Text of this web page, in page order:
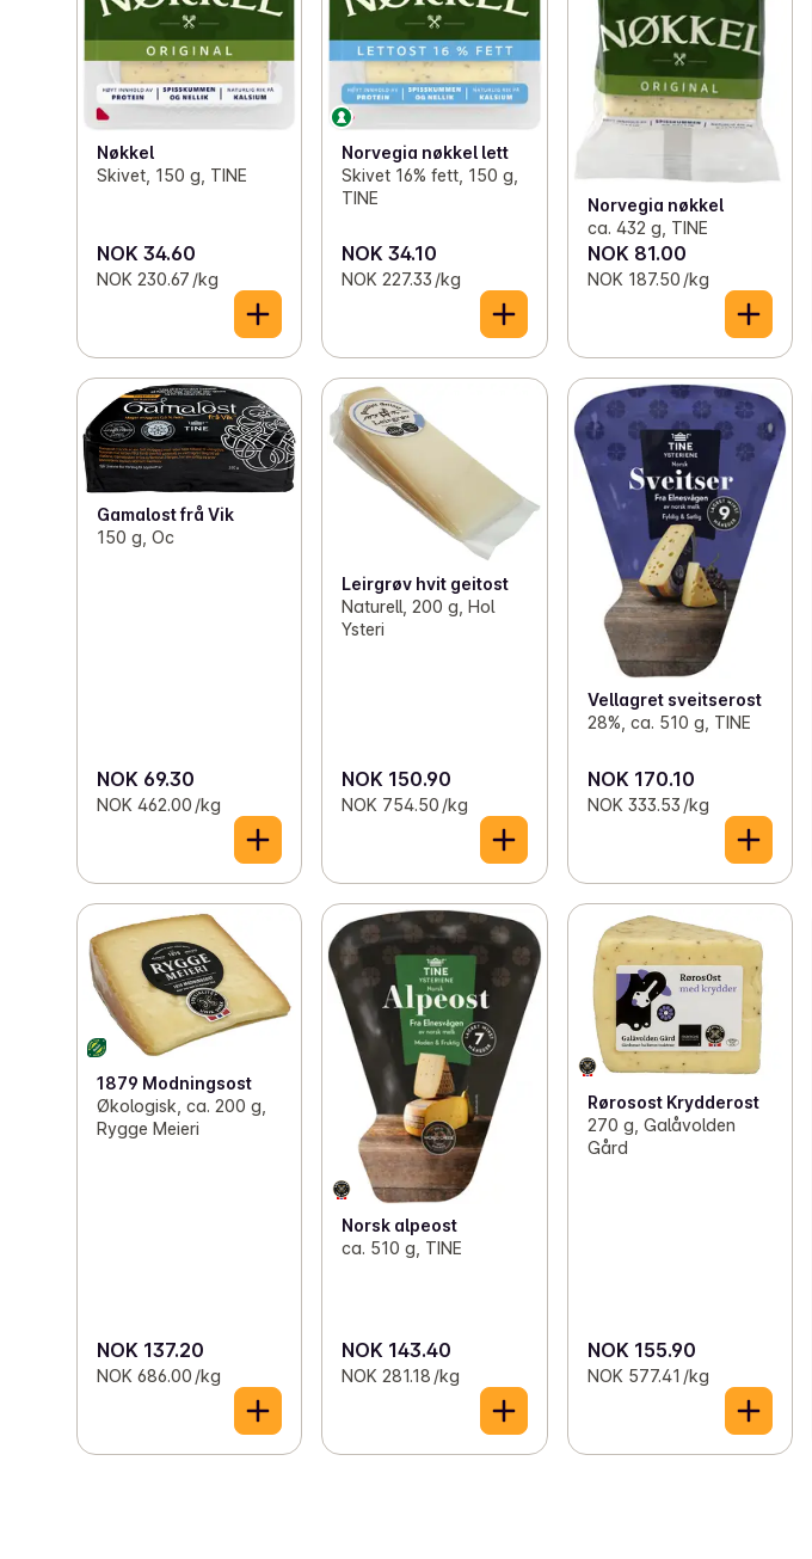
Nøkkel
Skivet, 150 g, TINE
NOK 34.60
NOK 230.67 /kg
Norvegia nøkkel lett
Skivet 16% fett, 150 g,
TINE
NOK 34.10
NOK 227.33 /kg
Norvegia nøkkel
ca. 432 g, TINE
NOK 81.00
NOK 187.50 /kg
Gamalost frå Vik
150 g, Oc
NOK 69.30
NOK 462.00 /kg
Leirgrøv hvit geitost
Naturell, 200 g, Hol
Ysteri
NOK 150.90
NOK 754.50 /kg
Vellagret sveitserost
28%, ca. 510 g, TINE
NOK 170.10
NOK 333.53 /kg
1879 Modningsost
Økologisk, ca. 200 g,
Rygge Meieri
NOK 137.20
NOK 686.00 /kg
Norsk alpeost
ca. 510 g, TINE
NOK 143.40
NOK 281.18 /kg
Rørosost Krydderost
270 g, Galåvolden
Gård
NOK 155.90
NOK 577.41 /kg